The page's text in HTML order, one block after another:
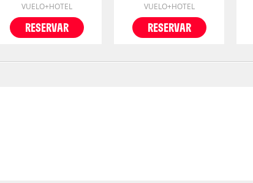
VUELO+HOTEL
RESERVAR
VUELO+HOTEL
RESERVAR